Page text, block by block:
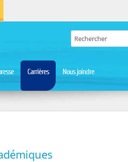
Carrières Nous joindre